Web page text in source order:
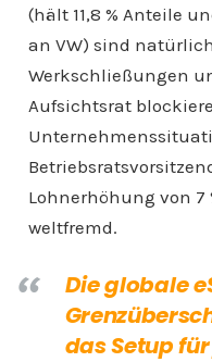
(hält 11,8 % Anteile
an VW) sind
Werkschließungen
Aufsichtsrat
Lohnerhöhung von
weltfremd.
Die globale
das Setup